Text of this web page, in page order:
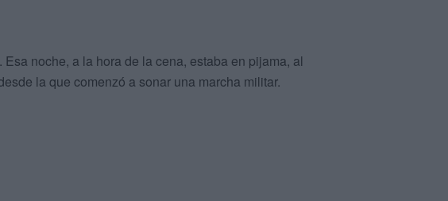
noche, a la hora de la cena, estaba en pijama, al
la que comenzó a sonar una marcha militar.